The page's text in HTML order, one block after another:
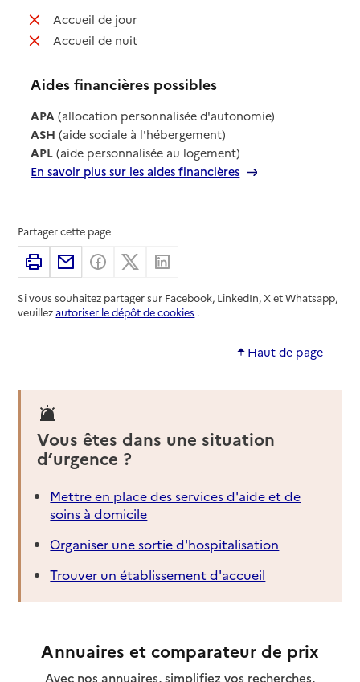
Accueil de jour: non disponible
Accueil de nuit: non disponible
Aides financières possibles
APA (allocation personnalisée d'autonomie)
ASH (aide sociale à l'hébergement)
APL (aide personnalisée au logement)
En savoir plus sur les aides financières
Partager cette page
ImprimerPartager par email
Partager sur Facebook
Partager sur X
Si vous souhaitez partager sur Facebook, LinkedIn, X et Whatsapp,
veuillezautoriser le dépôt de cookies .
Haut de page
Vous êtes dans une situation
d’urgence ?
Mettre en place des services d'aide et de
soins à domicile
Organiser une sortie d'hospitalisation
Trouver un établissement d'accueil
Annuaires et comparateur de prix
Avec nos annuaires, simplifiez vos recherches,